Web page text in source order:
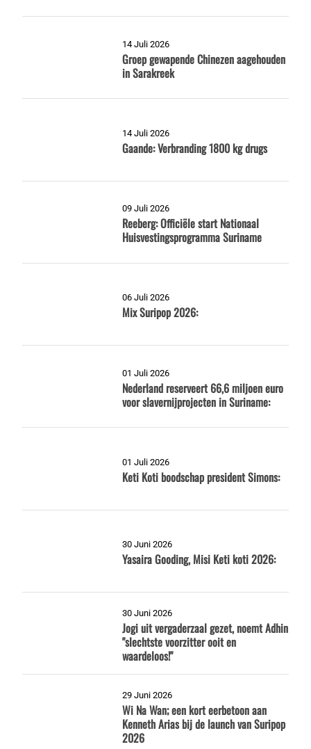
14 Juli 2026
Groep gewapende Chinezen aagehouden
in Sarakreek
14 Juli 2026
Gaande: Verbranding 1800 kg drugs
09 Juli 2026
Reeberg: Officiële start Nationaal
Huisvestingsprogramma Suriname
06 Juli 2026
Mix Suripop 2026:
01 Juli 2026
Nederland reserveert 66,6 miljoen euro
voor slavernijprojecten in Suriname:
01 Juli 2026
Keti Koti boodschap president Simons:
30 Juni 2026
Yasaira Gooding, Misi Keti koti 2026:
30 Juni 2026
Jogi uit vergaderzaal gezet, noemt Adhin
"slechtste voorzitter ooit en
waardeloos!"
29 Juni 2026
Wi Na Wan; een kort eerbetoon aan
Kenneth Arias bij de launch van Suripop
2026